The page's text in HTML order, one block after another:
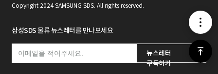
메
뉴
위
삼성SDS 물류 뉴스레터를 만나보세요
뉴스레터
구독하기
Copyright 2024 SAMSUNG SDS. All rights reserved.